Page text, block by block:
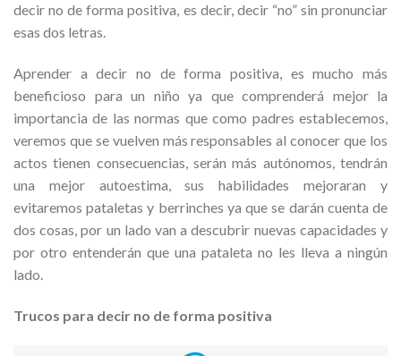
decir no de forma positiva, es decir, decir “no” sin pronunciar
esas dos letras.
Aprender a decir no de forma positiva, es mucho más
beneficioso para un niño ya que comprenderá mejor la
importancia de las normas que como padres establecemos,
veremos que se vuelven más responsables al conocer que los
actos tienen consecuencias, serán más autónomos, tendrán
una mejor autoestima, sus habilidades mejoraran y
evitaremos pataletas y berrinches ya que se darán cuenta de
dos cosas, por un lado van a descubrir nuevas capacidades y
por otro entenderán que una pataleta no les lleva a ningún
lado.
Trucos para decir no de forma positiva